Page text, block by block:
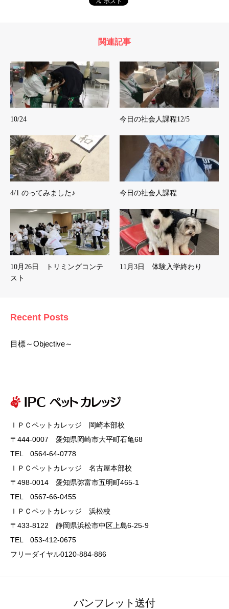
関連記事
10/24 今日の社会人課程12/5
4/1 のってみました♪ 今日の社会人課程
10月26日 トリミングコンテ
スト
11月3日 体験入学終わり
Recent Posts
目標～Objective～
ＩＰＣペットカレッジ 岡崎本部校
〒444-0007 愛知県岡崎市大平町石亀68
TEL 0564-64-0778
ＩＰＣペットカレッジ 名古屋本部校
〒498-0014 愛知県弥富市五明町465-1
TEL 0567-66-0455
ＩＰＣペットカレッジ 浜松校
〒433-8122 静岡県浜松市中区上島6-25-9
TEL 053-412-0675
フリーダイヤル0120-884-886
パンフレット送付